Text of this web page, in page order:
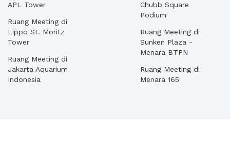
APL Tower
Ruang Meeting di
Lippo St. Moritz
Tower
Ruang Meeting di
Jakarta Aquarium
Indonesia
Chubb Square
Podium
Ruang Meeting di
Sunken Plaza -
Menara BTPN
Ruang Meeting di
Menara 165